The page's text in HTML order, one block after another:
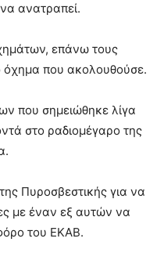
ανατραπεί.
επάνω τους
όχημα που ακολουθούσε.
που σημειώθηκε λίγα
στο ραδιομέγαρο της
Πυροσβεστικής για να
με έναν εξ αυτών να
του ΕΚΑΒ.